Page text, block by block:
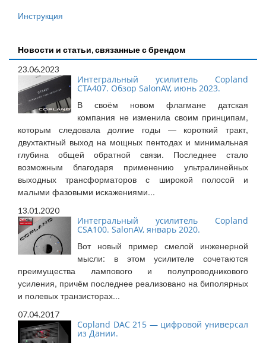
Инструкция
Новости и статьи, связанные с брендом
23.06.2023
Интегральный усилитель Copland
CTA407. Обзор SalonAV, июнь 2023.
В своём новом флагмане датская
компания не изменила своим принципам,
которым следовала долгие годы — короткий тракт,
двухтактный выход на мощных пентодах и минимальная
глубина общей обратной связи. Последнее стало
возможным благодаря применению ультралинейных
выходных трансформаторов с широкой полосой и
малыми фазовыми искажениями...
13.01.2020
Интегральный усилитель Copland
CSA100. SalonAV, январь 2020.
Вот новый пример смелой инженерной
мысли: в этом усилителе сочетаются
преимущества лампового и полупроводникового
усиления, причём последнее реализовано на биполярных
и полевых транзисторах...
07.04.2017
Copland DAC 215 — цифровой универсал
из Дании.